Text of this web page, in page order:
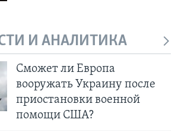
И АНАЛИТИКА
Сможет ли Европа
вооружать Украину после
приостановки военной
помощи США?